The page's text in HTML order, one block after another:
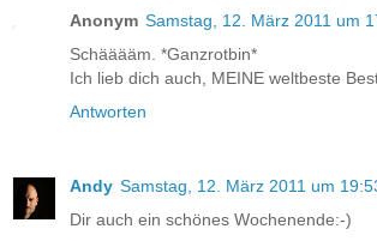
Anonym Samstag, 12. März 2011 um
Schääääm. *Ganzrotbin*
Ich lieb dich auch, MEINE weltbeste
Antworten
Andy Samstag, 12. März 2011 um
Dir auch ein schönes Wochenende:-)